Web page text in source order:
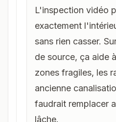
L'inspection vidéo
exactement
sans rien casser.
de source, ça aide
zones fragiles, les
ancienne
faudrait remplacer
lâche.